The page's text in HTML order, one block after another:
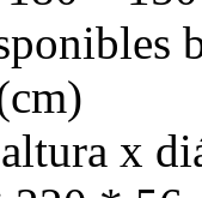
x